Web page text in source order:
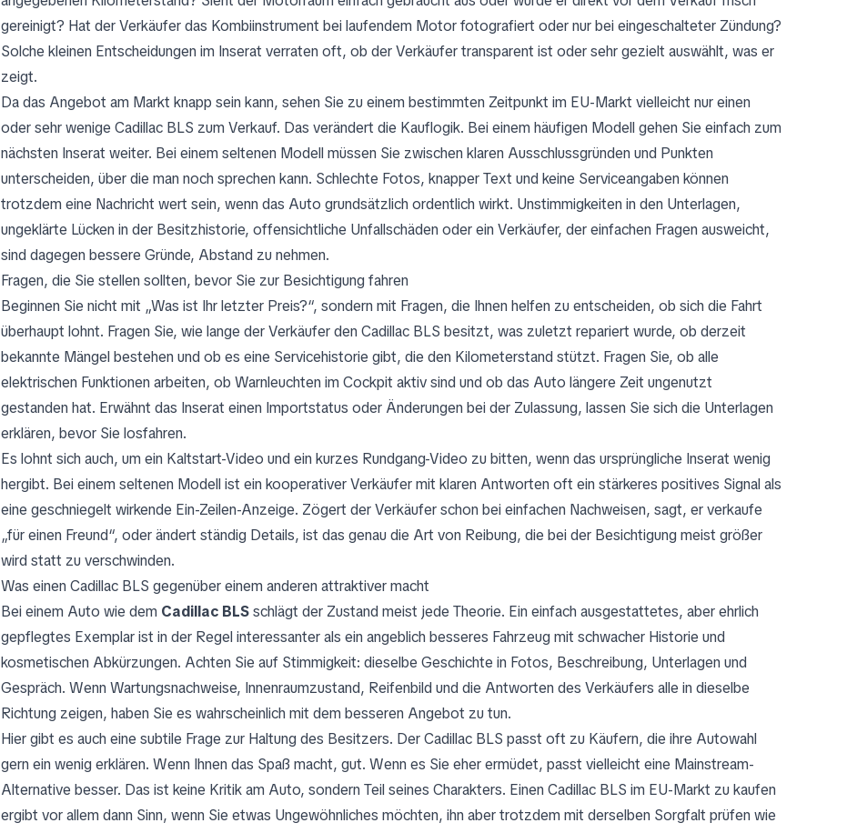
gereinigt? Hat der Verkäufer das Kombiinstrument bei laufendem Motor fotografiert oder nur bei eingeschalteter Zündung?
Solche kleinen Entscheidungen im Inserat verraten oft, ob der Verkäufer transparent ist oder sehr gezielt auswählt, was er
zeigt.
Da das Angebot am Markt knapp sein kann, sehen Sie zu einem bestimmten Zeitpunkt im EU-Markt vielleicht nur einen
oder sehr wenige Cadillac BLS zum Verkauf. Das verändert die Kauflogik. Bei einem häufigen Modell gehen Sie einfach zum
nächsten Inserat weiter. Bei einem seltenen Modell müssen Sie zwischen klaren Ausschlussgründen und Punkten
unterscheiden, über die man noch sprechen kann. Schlechte Fotos, knapper Text und keine Serviceangaben können
trotzdem eine Nachricht wert sein, wenn das Auto grundsätzlich ordentlich wirkt. Unstimmigkeiten in den Unterlagen,
ungeklärte Lücken in der Besitzhistorie, offensichtliche Unfallschäden oder ein Verkäufer, der einfachen Fragen ausweicht,
sind dagegen bessere Gründe, Abstand zu nehmen.
Fragen, die Sie stellen sollten, bevor Sie zur Besichtigung fahren
Beginnen Sie nicht mit „Was ist Ihr letzter Preis?“, sondern mit Fragen, die Ihnen helfen zu entscheiden, ob sich die Fahrt
überhaupt lohnt. Fragen Sie, wie lange der Verkäufer den Cadillac BLS besitzt, was zuletzt repariert wurde, ob derzeit
bekannte Mängel bestehen und ob es eine Servicehistorie gibt, die den Kilometerstand stützt. Fragen Sie, ob alle
elektrischen Funktionen arbeiten, ob Warnleuchten im Cockpit aktiv sind und ob das Auto längere Zeit ungenutzt
gestanden hat. Erwähnt das Inserat einen Importstatus oder Änderungen bei der Zulassung, lassen Sie sich die Unterlagen
erklären, bevor Sie losfahren.
Es lohnt sich auch, um ein Kaltstart-Video und ein kurzes Rundgang-Video zu bitten, wenn das ursprüngliche Inserat wenig
hergibt. Bei einem seltenen Modell ist ein kooperativer Verkäufer mit klaren Antworten oft ein stärkeres positives Signal als
eine geschniegelt wirkende Ein-Zeilen-Anzeige. Zögert der Verkäufer schon bei einfachen Nachweisen, sagt, er verkaufe
„für einen Freund“, oder ändert ständig Details, ist das genau die Art von Reibung, die bei der Besichtigung meist größer
wird statt zu verschwinden.
Was einen Cadillac BLS gegenüber einem anderen attraktiver macht
Bei einem Auto wie dem Cadillac BLSschlägt der Zustand meist jede Theorie. Ein einfach ausgestattetes, aber ehrlich
gepflegtes Exemplar ist in der Regel interessanter als ein angeblich besseres Fahrzeug mit schwacher Historie und
kosmetischen Abkürzungen. Achten Sie auf Stimmigkeit: dieselbe Geschichte in Fotos, Beschreibung, Unterlagen und
Gespräch. Wenn Wartungsnachweise, Innenraumzustand, Reifenbild und die Antworten des Verkäufers alle in dieselbe
Richtung zeigen, haben Sie es wahrscheinlich mit dem besseren Angebot zu tun.
Hier gibt es auch eine subtile Frage zur Haltung des Besitzers. Der Cadillac BLS passt oft zu Käufern, die ihre Autowahl
gern ein wenig erklären. Wenn Ihnen das Spaß macht, gut. Wenn es Sie eher ermüdet, passt vielleicht eine Mainstream-
Alternative besser. Das ist keine Kritik am Auto, sondern Teil seines Charakters. Einen Cadillac BLS im EU-Markt zu kaufen
ergibt vor allem dann Sinn, wenn Sie etwas Ungewöhnliches möchten, ihn aber trotzdem mit derselben Sorgfalt prüfen wie